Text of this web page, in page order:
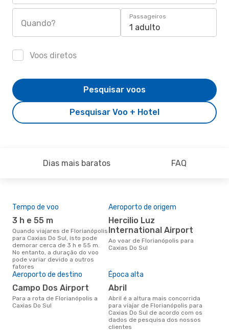
Quando?
Passageiros
1 adulto
Voos diretos
Pesquisar Voo + Hotel
Pesquisar voos
Dias mais baratos FAQ
Tempo de voo
3 h e 55 m
Quando viajares de Florianópolis
para Caxias Do Sul, isto pode
demorar cerca de 3 h e 55 m.
No entanto, a duração do voo
pode variar devido a outros
fatores
Aeroporto de origem
Hercilio Luz
International Airport
Ao voar de Florianópolis para
Caxias Do Sul
Aeroporto de destino
Campo Dos Airport
Para a rota de Florianópolis a
Caxias Do Sul
Época alta
abril
abril é a altura mais concorrida
para viajar de Florianópolis para
Caxias Do Sul de acordo com os
dados de pesquisa dos nossos
clientes